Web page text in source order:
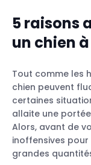
5 raisons
un chien
Tout comme les
chien peuvent
certaines
allaite une
Alors, avant de
inoffensives
grandes